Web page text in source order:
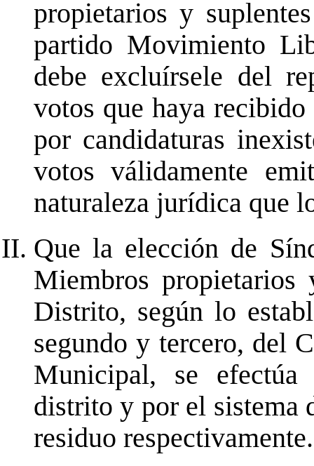
propietarios y
partido Movimiento
debe excluírsele del
votos que haya
por candidaturas
votos válidamente
naturaleza jurídica que
Que la elección de
Miembros propietarios
Distrito, según lo
segundo y tercero, del
Municipal, se
distrito y por el sistema
residuo respectivamente.